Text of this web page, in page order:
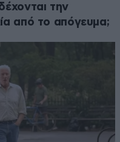
την
από το απόγευμα;